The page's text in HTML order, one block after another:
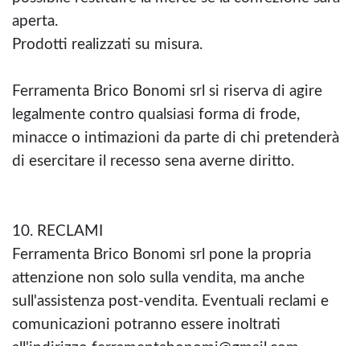
aperta.
Prodotti realizzati su misura.
Ferramenta Brico Bonomi srl si riserva di agire
legalmente contro qualsiasi forma di frode,
minacce o intimazioni da parte di chi pretenderà
di esercitare il recesso sena averne diritto.
10. RECLAMI
Ferramenta Brico Bonomi srl pone la propria
attenzione non solo sulla vendita, ma anche
sull'assistenza post-vendita. Eventuali reclami e
comunicazioni potranno essere inoltrati